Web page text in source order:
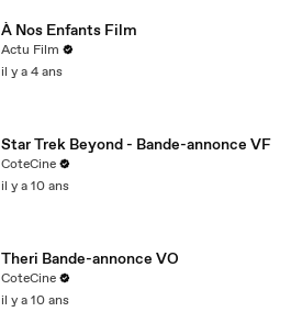
À Nos Enfants Film
Actu Film
il y a 4 ans
Star Trek Beyond - Bande-annonce VF
CoteCine
il y a 10 ans
Theri Bande-annonce VO
CoteCine
il y a 10 ans